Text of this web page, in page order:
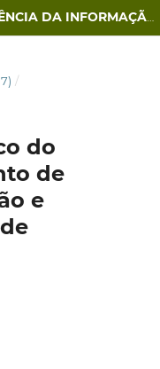
PESQUISA BRASILEIRA EM CIÊNCIA DA INFORMAÇÃO E BIBLIOTECONOMIA
/
do
de
e